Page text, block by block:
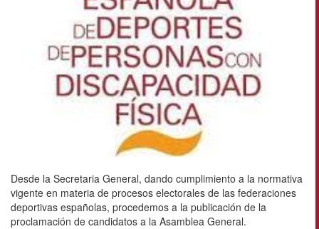
Desde la Secretaria General, dando cumplimiento a la normativa
vigente en materia de procesos electorales de las federaciones
deportivas españolas, procedemos a la publicación de la
proclamación de candidatos a la Asamblea General.